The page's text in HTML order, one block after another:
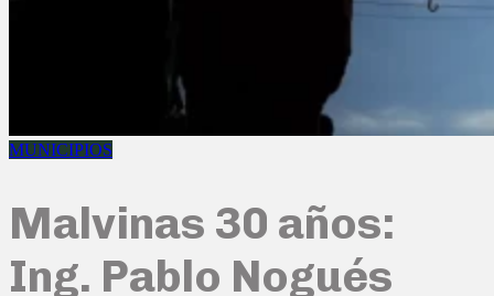
MUNICIPIOS
Malvinas 30 años:
Ing. Pablo Nogués